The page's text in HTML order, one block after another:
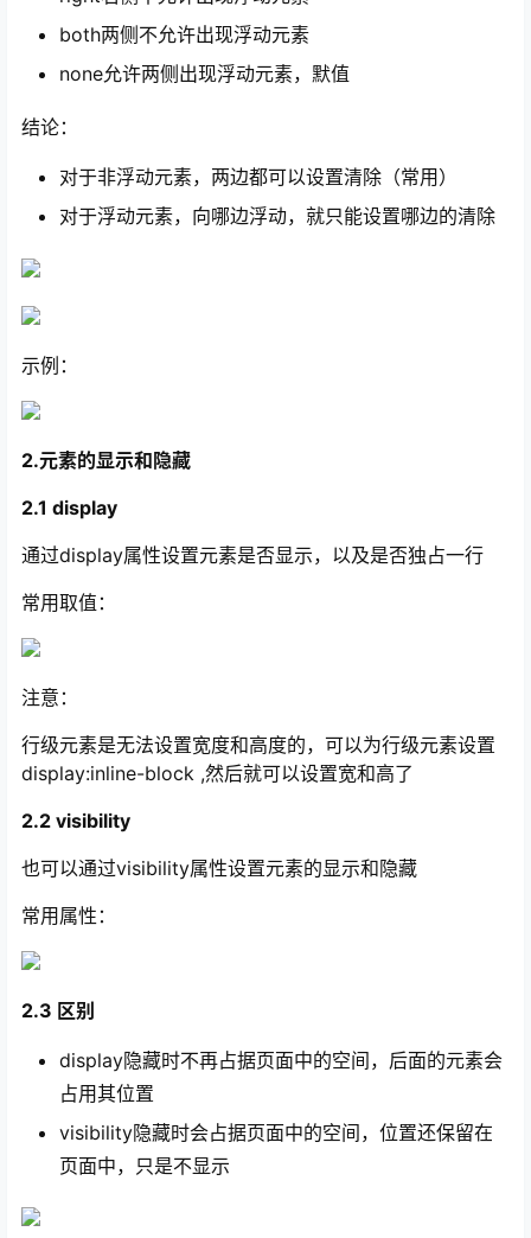
both两侧不允许出现浮动元素
none允许两侧出现浮动元素，默值
结论：
对于非浮动元素，两边都可以设置清除（常用）
对于浮动元素，向哪边浮动，就只能设置哪边的清除
示例：
2.元素的显示和隐藏
2.1 display
通过display属性设置元素是否显示，以及是否独占一行
常用取值：
注意：
行级元素是无法设置宽度和高度的，可以为行级元素设置
display:inline-block ,然后就可以设置宽和高了
2.2 visibility
也可以通过visibility属性设置元素的显示和隐藏
常用属性：
2.3 区别
display隐藏时不再占据页面中的空间，后面的元素会
占用其位置
visibility隐藏时会占据页面中的空间，位置还保留在
页面中，只是不显示